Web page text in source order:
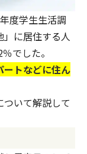
度学生生活調
」に居住する人
でした。
ートなどに住ん
いて解説して